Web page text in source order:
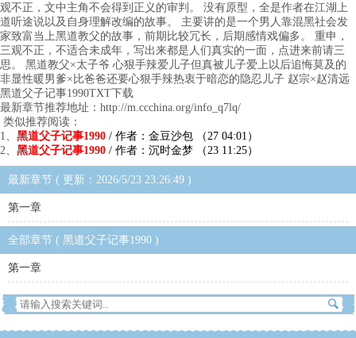
观不正，文中主角不会得到正义的审判。 没有原型，全是作者在江湖上
道听途说以及自身理解改编的故事。 主要讲的是一个男人靠混黑社会发
家致富当上黑道教父的故事，前期比较冗长，后期感情戏偏多。 重申，
三观不正，不适合未成年，写出来都是人们真实的一面，点进来前请三
思。 黑道教父×太子爷 心狠手辣爱儿子但真被儿子爱上以后追悔莫及的
非显性暖男爹×比爸爸还要心狠手辣热衷于暗恋的隐忍儿子 赵宗×赵清远
黑道父子记事1990TXT下载
最新章节推荐地址：http://m.ccchina.org/info_q7lq/
类似推荐阅读：
1、 黑道父子记事1990 / 作者：金豆沙包 （27 04:01）
2、 黑道父子记事1990 / 作者：沉时金梦 （23 11:25）
最新章节 ( 更新：2026/5/23 23:26:49 )
第一章
全部章节 ( 黑道父子记事1990 )
第一章